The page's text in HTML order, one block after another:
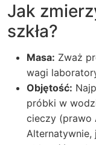
Jak
szkła?
Masa: Zważ
wagi
Objętość:
próbki w
cieczy (prawo
Alternatywnie,